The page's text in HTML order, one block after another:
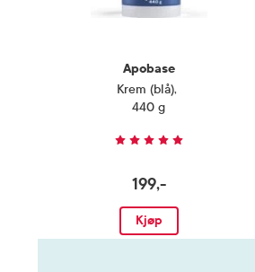
Apobase
Krem (blå),
440 g
199,-
Kjøp